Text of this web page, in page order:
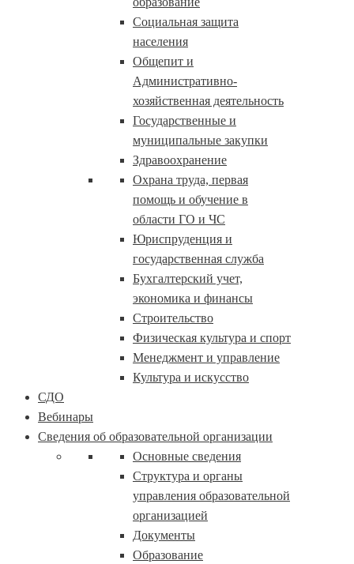
Социальная защита
населения
Общепит и
Административно-
хозяйственная деятельность
Государственные и
муниципальные закупки
Здравоохранение
Охрана труда, первая
помощь и обучение в
области ГО и ЧС
Юриспруденция и
государственная служба
Бухгалтерский учет,
экономика и финансы
Строительство
Физическая культура и спорт
Менеджмент и управление
Культура и искусство
СДО
Вебинары
Сведения об образовательной организации
Основные сведения
Структура и органы
управления образовательной
организацией
Документы
Образование